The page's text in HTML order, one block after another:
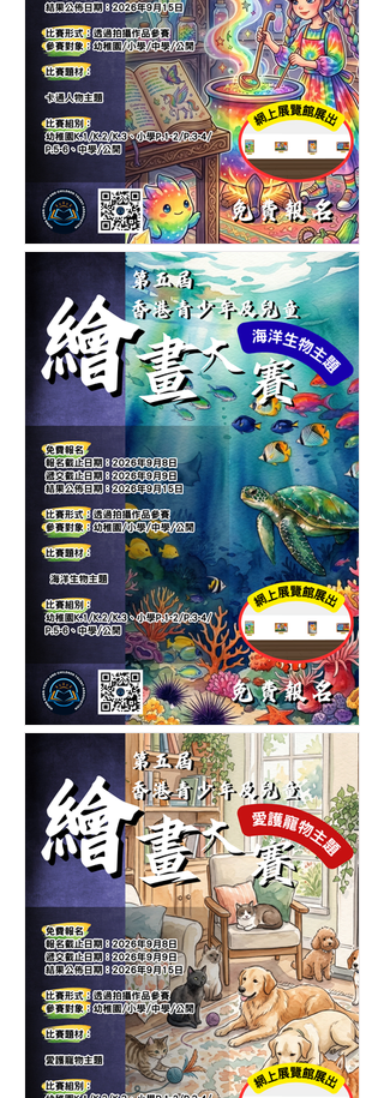
第六屆香港青少年及兒童卡
通人物繪畫大賽-繪畫比賽
第五屆香港青少年及兒童海
洋生物繪畫大賽-繪畫比賽